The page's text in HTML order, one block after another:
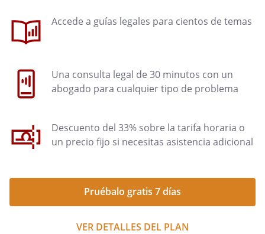
Accede a guías legales para cientos de temas
Una consulta legal de 30 minutos con un
abogado para cualquier tipo de problema
Descuento del 33% sobre la tarifa horaria o
un precio fijo si necesitas asistencia adicional
Pruébalo gratis 7 días
VER DETALLES DEL PLAN